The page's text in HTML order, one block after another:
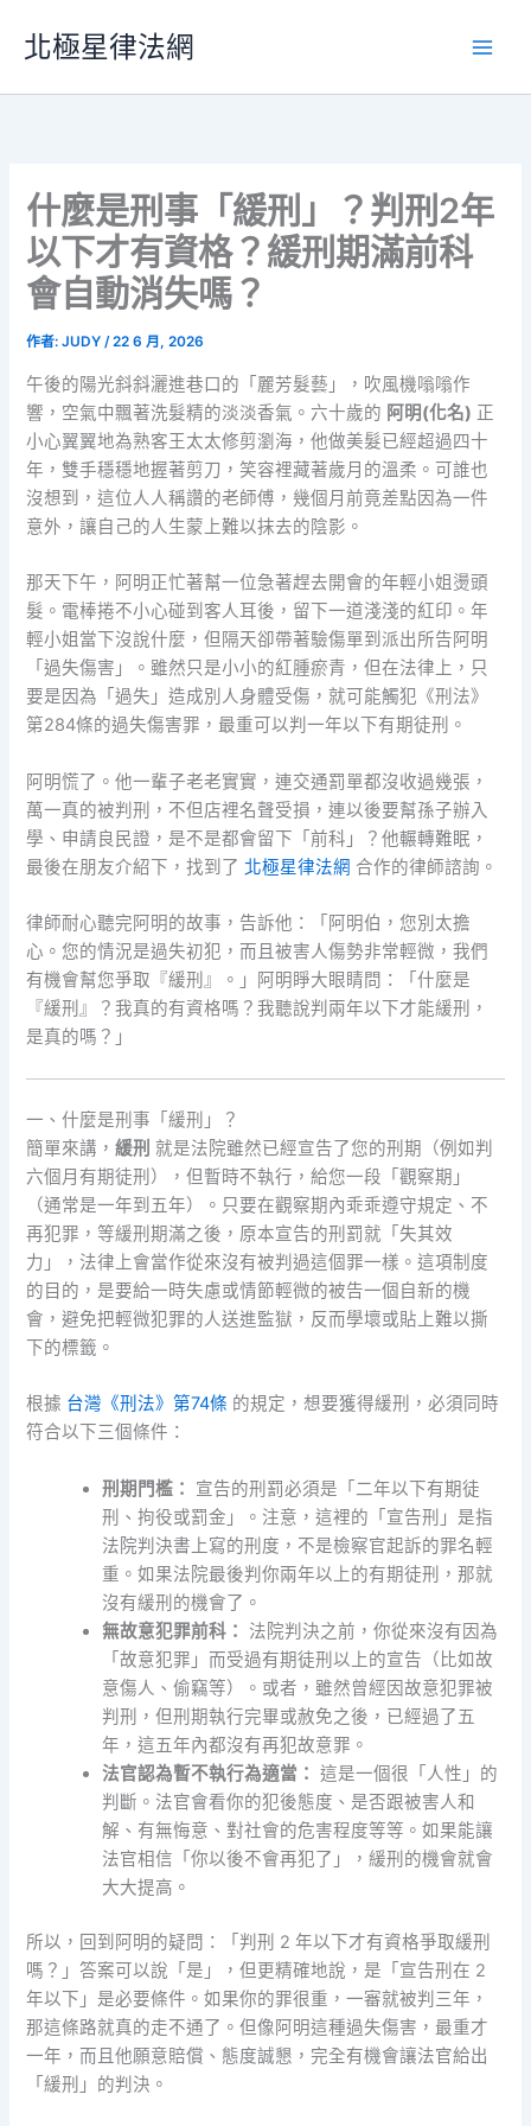
要
北極星律法網
什麼是刑事「緩刑」？判刑2年
以下才有資格？緩刑期滿前科
會自動消失嗎？
作者:JUDY/22 6 月, 2026
午後的陽光斜斜灑進巷口的「麗芳髮藝」，吹風機嗡嗡作
響，空氣中飄著洗髮精的淡淡香氣。六十歲的 阿明(化名) 正
小心翼翼地為熟客王太太修剪瀏海，他做美髮已經超過四十
年，雙手穩穩地握著剪刀，笑容裡藏著歲月的溫柔。可誰也
沒想到，這位人人稱讚的老師傅，幾個月前竟差點因為一件
意外，讓自己的人生蒙上難以抹去的陰影。
那天下午，阿明正忙著幫一位急著趕去開會的年輕小姐燙頭
髮。電棒捲不小心碰到客人耳後，留下一道淺淺的紅印。年
輕小姐當下沒說什麼，但隔天卻帶著驗傷單到派出所告阿明
「過失傷害」。雖然只是小小的紅腫瘀青，但在法律上，只
要是因為「過失」造成別人身體受傷，就可能觸犯《刑法》
第284條的過失傷害罪，最重可以判一年以下有期徒刑。
阿明慌了。他一輩子老老實實，連交通罰單都沒收過幾張，
萬一真的被判刑，不但店裡名聲受損，連以後要幫孫子辦入
學、申請良民證，是不是都會留下「前科」？他輾轉難眠，
最後在朋友介紹下，找到了 北極星律法網 合作的律師諮詢。
律師耐心聽完阿明的故事，告訴他：「阿明伯，您別太擔
心。您的情況是過失初犯，而且被害人傷勢非常輕微，我們
有機會幫您爭取『緩刑』。」阿明睜大眼睛問：「什麼是
『緩刑』？我真的有資格嗎？我聽說判兩年以下才能緩刑，
是真的嗎？」
一、什麼是刑事「緩刑」？
簡單來講，緩刑 就是法院雖然已經宣告了您的刑期（例如判
六個月有期徒刑），但暫時不執行，給您一段「觀察期」
（通常是一年到五年）。只要在觀察期內乖乖遵守規定、不
再犯罪，等緩刑期滿之後，原本宣告的刑罰就「失其效
力」，法律上會當作從來沒有被判過這個罪一樣。這項制度
的目的，是要給一時失慮或情節輕微的被告一個自新的機
會，避免把輕微犯罪的人送進監獄，反而學壞或貼上難以撕
下的標籤。
根據 台灣《刑法》第74條 的規定，想要獲得緩刑，必須同時
符合以下三個條件：
刑期門檻：
宣告的刑罰必須是「二年以下有期徒
刑、拘役或罰金」。注意，這裡的「宣告刑」是指
法院判決書上寫的刑度，不是檢察官起訴的罪名輕
重。如果法院最後判你兩年以上的有期徒刑，那就
沒有緩刑的機會了。
無故意犯罪前科：
法院判決之前，你從來沒有因為
「故意犯罪」而受過有期徒刑以上的宣告（比如故
意傷人、偷竊等）。或者，雖然曾經因故意犯罪被
判刑，但刑期執行完畢或赦免之後，已經過了五
年，這五年內都沒有再犯故意罪。
法官認為暫不執行為適當： 這是一個很「人性」的
判斷。法官會看你的犯後態度、是否跟被害人和
解、有無悔意、對社會的危害程度等等。如果能讓
法官相信「你以後不會再犯了」，緩刑的機會就會
大大提高。
所以，回到阿明的疑問：「判刑 2 年以下才有資格爭取緩刑
嗎？」答案可以說「是」，但更精確地說，是「宣告刑在 2
年以下」是必要條件。如果你的罪很重，一審就被判三年，
那這條路就真的走不通了。但像阿明這種過失傷害，最重才
一年，而且他願意賠償、態度誠懇，完全有機會讓法官給出
「緩刑」的判決。